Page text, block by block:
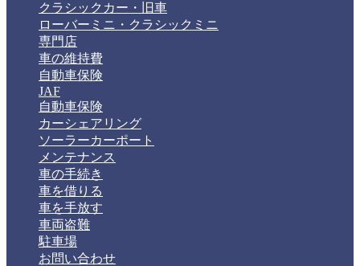
クラシックカー・旧車
ローバーミニ・クラシックミニ
専門店
車の維持費
自動車保険
JAF
自動車保険
カーシェアリング
ソーラーカーポート
メンテナンス
車の手続き
車を借りる
車を手放す
車両盗難
駐車場
お問い合わせ